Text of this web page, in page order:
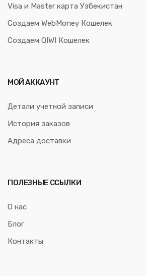
Visa и Master карта Узбекистан
Создаем WebMoney Кошелек
Создаем QIWI Кошелек
МОЙ АККАУНТ
Детали учетной записи
История заказов
Адреса доставки
ПОЛЕЗНЫЕ ССЫЛКИ
О нас
Блог
Контакты